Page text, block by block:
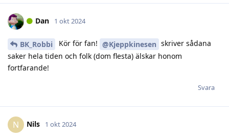
Dan 1 okt 2024
BK_Robbi Kör för fan! @Kjeppkinesen skriver sådana
saker hela tiden och folk (dom flesta) älskar honom
fortfarande!
Svara
N Nils 1 okt 2024